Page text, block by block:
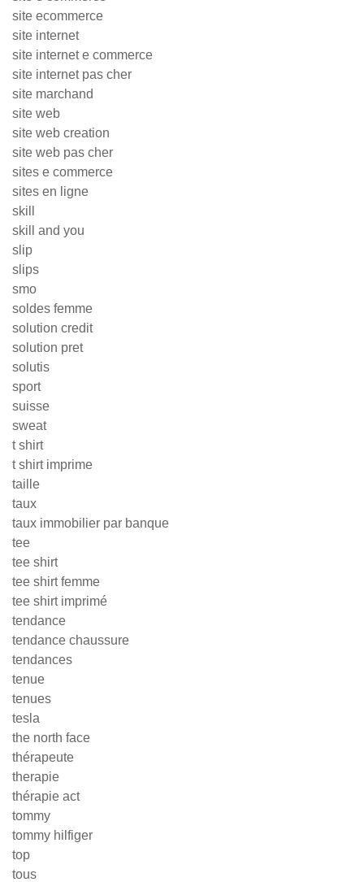
site ecommerce
site internet
site internet e commerce
site internet pas cher
site marchand
site web
site web creation
site web pas cher
sites e commerce
sites en ligne
skill
skill and you
slip
slips
smo
soldes femme
solution credit
solution pret
solutis
sport
suisse
sweat
t shirt
t shirt imprime
taille
taux
taux immobilier par banque
tee
tee shirt
tee shirt femme
tee shirt imprimé
tendance
tendance chaussure
tendances
tenue
tenues
tesla
the north face
thérapeute
therapie
thérapie act
tommy
tommy hilfiger
top
tous